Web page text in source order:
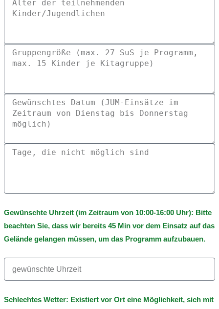
Gewünschte Uhrzeit (im Zeitraum von 10:00-16:00 Uhr): Bitte
beachten Sie, dass wir bereits 45 Min vor dem Einsatz auf das
Gelände gelangen müssen, um das Programm aufzubauen.
Schlechtes Wetter: Existiert vor Ort eine Möglichkeit, sich mit